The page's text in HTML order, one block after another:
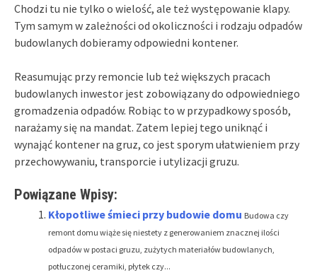
Chodzi tu nie tylko o wielość, ale też występowanie klapy.
Tym samym w zależności od okoliczności i rodzaju odpadów
budowlanych dobieramy odpowiedni kontener.
Reasumując przy remoncie lub też większych pracach
budowlanych inwestor jest zobowiązany do odpowiedniego
gromadzenia odpadów. Robiąc to w przypadkowy sposób,
narażamy się na mandat. Zatem lepiej tego uniknąć i
wynająć kontener na gruz, co jest sporym ułatwieniem przy
przechowywaniu, transporcie i utylizacji gruzu.
Powiązane Wpisy:
Kłopotliwe śmieci przy budowie domu Budowa czy
remont domu wiąże się niestety z generowaniem znacznej ilości
odpadów w postaci gruzu, zużytych materiałów budowlanych,
potłuczonej ceramiki, płytek czy...